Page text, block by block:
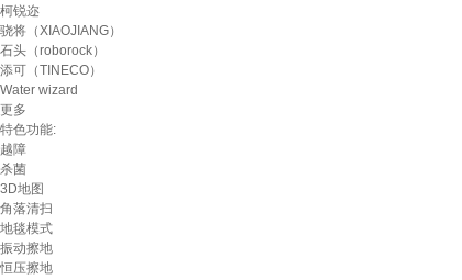
柯锐迩
骁将（XIAOJIANG）
石头（roborock）
添可（TINECO）
Water wizard
更多
特色功能:
越障
杀菌
3D地图
角落清扫
地毯模式
振动擦地
恒压擦地